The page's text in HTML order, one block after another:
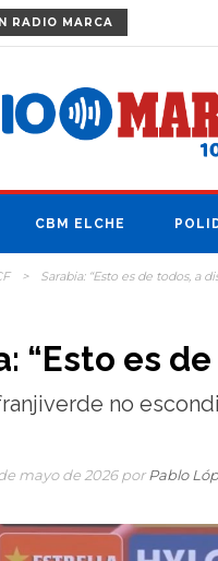
RADIO MARCA
CBM ELCHE
> Sarabia: “Esto es de todos, a
“Esto es
no
mayo de 2026 porPablo